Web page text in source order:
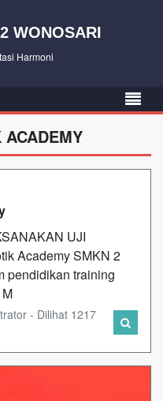
WONOSARI
Harmoni
UJI
Academy SMKN 2
pendidikan training
- Dilihat 1217